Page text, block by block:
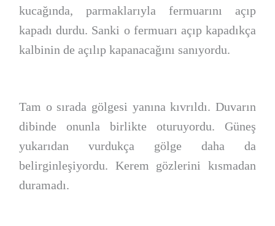
kucağında, parmaklarıyla fermuarını açıp
kapadı durdu. Sanki o fermuarı açıp kapadıkça
kalbinin de açılıp kapanacağını sanıyordu.
Tam o sırada gölgesi yanına kıvrıldı. Duvarın
dibinde onunla birlikte oturuyordu. Güneş
yukarıdan vurdukça gölge daha da
belirginleşiyordu. Kerem gözlerini kısmadan
duramadı.